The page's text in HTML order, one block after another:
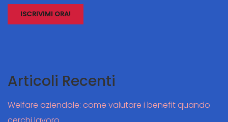
Articoli Recenti
Welfare aziendale: come valutare i benefit quando